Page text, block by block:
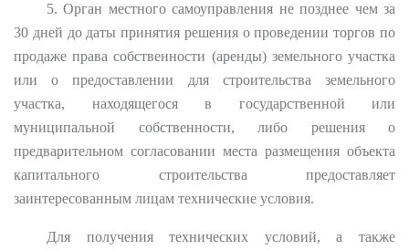
5. Орган местного самоуправления не позднее чем за
30 дней до даты принятия решения о проведении торгов по
продаже права собственности (аренды) земельного участка
или о предоставлении для строительства земельного
участка, находящегося в государственной или
муниципальной собственности, либо решения о
предварительном согласовании места размещения объекта
капитального строительства предоставляет
заинтересованным лицам технические условия.
Для получения технических условий, а также